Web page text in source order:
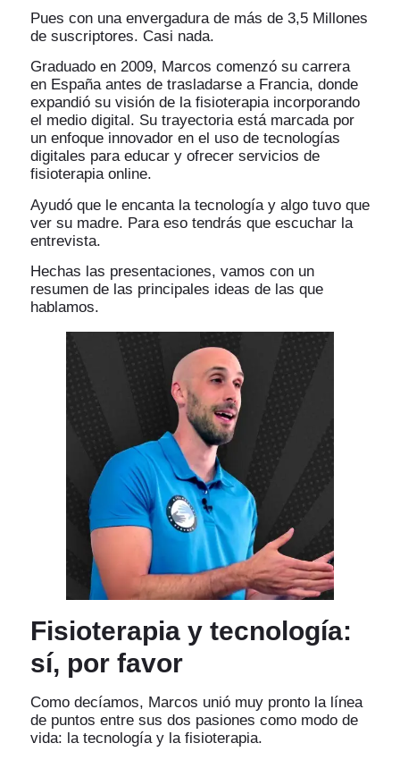
Pues con una envergadura de más de 3,5 Millones
de suscriptores. Casi nada.
Graduado en 2009, Marcos comenzó su carrera
en España antes de trasladarse a Francia, donde
expandió su visión de la fisioterapia incorporando
el medio digital. Su trayectoria está marcada por
un enfoque innovador en el uso de tecnologías
digitales para educar y ofrecer servicios de
fisioterapia online.
Ayudó que le encanta la tecnología y algo tuvo que
ver su madre. Para eso tendrás que escuchar la
entrevista.
Hechas las presentaciones, vamos con un
resumen de las principales ideas de las que
hablamos.
Fisioterapia y tecnología:
sí, por favor
Como decíamos, Marcos unió muy pronto la línea
de puntos entre sus dos pasiones como modo de
vida: la tecnología y la fisioterapia.